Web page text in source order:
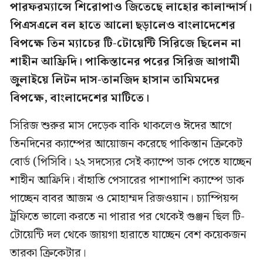
পারফরম্যান্সে শিরোপাও জিতেছে লাহোর কালান্দার্স।
পিএসএলে বল হাতে আলো ছড়ালেও বাংলাদেশের
বিপক্ষে তিন ম্যাচের টি-টোয়েন্টি সিরিজে ছিলেন না
শাহীন আফ্রিদি। পাকিস্তানের পরের সিরিজ আগামী
জুলাইয়ে লিটন দাস-তানজিদ হাসান তামিমদের
বিপক্ষে, বাংলাদেশের মাটিতে।
সিরিজ শুরুর মাস দেড়েক বাকি থাকলেও ঈদের আগে
তিনদিনের ক্যাম্পের আয়োজন করেছে পাকিস্তান ক্রিকেট
বোর্ড (পিসিবি। ২২ সদস্যের সেই ক্যাম্পে ডাক পেতে যাচ্ছেন
শাহীন আফ্রিদি। বাঁহাতি পেসারের পাশাপাশি ক্যাম্পে ডাক
পাচ্ছেন বাবর আজম ও মোহাম্মদ রিজওয়ান। চ্যাম্পিয়ন্স
ট্রফিতে ভালো করতে না পারার পর থেকেই গুঞ্জন ছিল টি-
টোয়েন্টি দল থেকে জায়গা হারাতে যাচ্ছেন বেশ কয়েকজন
তারকা ক্রিকেটার।